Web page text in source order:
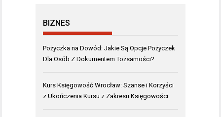
BIZNES
Pożyczka na Dowód: Jakie Są Opcje Pożyczek
Dla Osób Z Dokumentem Tożsamości?
Kurs Księgowość Wrocław: Szanse i Korzyści
z Ukończenia Kursu z Zakresu Księgowości